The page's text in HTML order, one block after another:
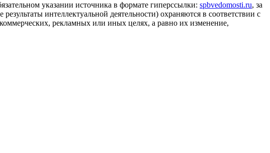
указании источника в формате гиперссылки: spbvedomosti.ru, за
интеллектуальной деятельности) охраняются в соответствии с
рекламных или иных целях, а равно их изменение,